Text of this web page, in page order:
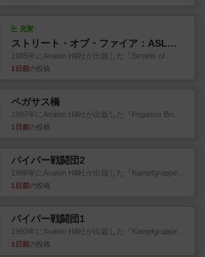
充実
ストリート・オブ・ファイア：ASLデラックスモジュール1
1985年にAvalon Hill社が出版した『Streets of ...
1日前の投稿
ペガサス橋
1997年にAvalon Hill社が出版した『Pegasus Bri...
1日前の投稿
パイパー戦闘団2
1996年にAvalon Hill社が出版した『Kampfgruppe...
1日前の投稿
パイパー戦闘団1
1993年にAvalon Hill社が出版した『Kampfgruppe...
1日前の投稿